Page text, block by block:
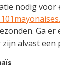
nodig voor
Ga
alvast een